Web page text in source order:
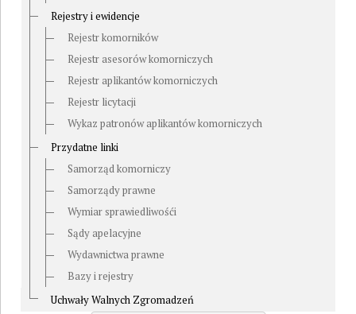
Rejestry i ewidencje
Rejestr komorników
Rejestr asesorów komorniczych
Rejestr aplikantów komorniczych
Rejestr licytacji
Wykaz patronów aplikantów komorniczych
Przydatne linki
Samorząd komorniczy
Samorządy prawne
Wymiar sprawiedliwośći
Sądy apelacyjne
Wydawnictwa prawne
Bazy i rejestry
Uchwały Walnych Zgromadzeń